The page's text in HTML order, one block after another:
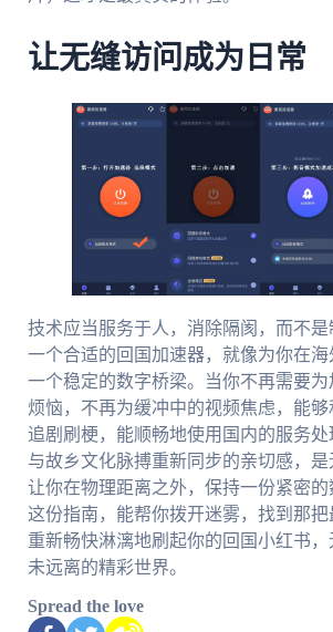
让无缝访问成为日常
技术应当服务于人，消除隔阂，而不
一个合适的回国加速器，就像为你在海
一个稳定的数字桥梁。当你不再需要
烦恼，不再为缓冲中的视频焦虑，能
追剧刷梗，能顺畅地使用国内的服务
与故乡文化脉搏重新同步的亲切感，
让你在物理距离之外，保持一份紧密
这份指南，能帮你拨开迷雾，找到那把
重新畅快淋漓地刷起你的回国小红书
未远离的精彩世界。
Spread the love